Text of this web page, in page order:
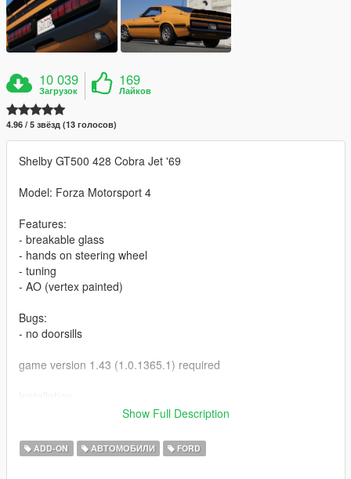
10 039
Загрузок
169
Лайков
4.96 / 5 звёзд (13 голосов)
Shelby GT500 428 Cobra Jet '69
Model: Forza Motorsport 4
Features:
- breakable glass
- hands on steering wheel
- tuning
- AO (vertex painted)
Bugs:
- no doorsills
game version 1.43 (1.0.1365.1) required
place the taki428 folder in:
now go to:
Grand Theft Auto
Show Full Description
ADD-ON АВТОМОБИЛИ FORD